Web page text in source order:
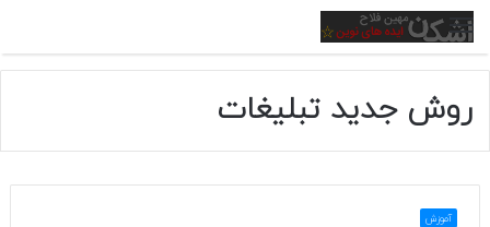
منو
روش جدید تبلیغات
آموزش